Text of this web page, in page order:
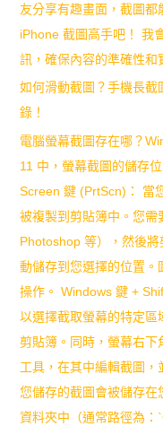
友分享有趣畫面，截圖
iPhone 截圖高手吧！ 我
訊，確保內容的準確性和
如何滑動截圖？手機長截
錄！
電腦螢幕截圖存在哪？
11 中，螢幕截圖的儲存
Screen 鍵 (PrtScn)： 當
被複製到剪貼簿中。您需
Photoshop 等），然後
動儲存到您選擇的位置。
操作。 Windows 鍵 +
以選擇截取螢幕的特定區
剪貼簿。同時，螢幕右
工具，在其中編輯截圖，
您儲存的截圖會被儲存在
資料夾中（通常路徑為：